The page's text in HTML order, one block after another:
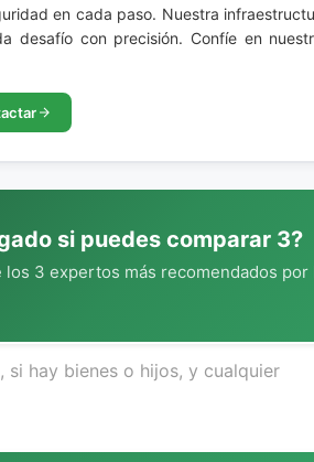
en cada paso. Nuestra
desafío con precisión. Confíe en
si puedes comparar 3?
3 expertos más recomendados por